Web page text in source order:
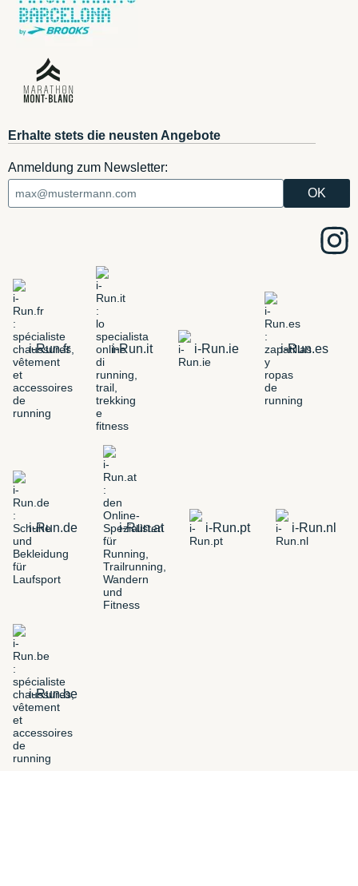
Erhalte stets die neusten Angebote
Anmeldung zum Newsletter:
i-Run.fr i-Run.it i-Run.ie i-Run.es
i-Run.de i-Run.at i-Run.pt i-Run.nl
i-Run.be